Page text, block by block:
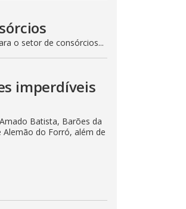
o setor de consórcios...
imperdíveis
Batista, Barões da
Alemão do Forró, além de